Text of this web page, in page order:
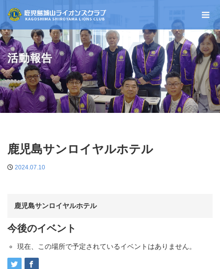
活動報告
鹿児島サンロイヤルホテル
2024.07.10
鹿児島サンロイヤルホテル
今後のイベント
現在、この場所で予定されているイベントはありません。